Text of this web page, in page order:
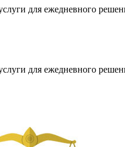
для ежедневного
для ежедневного